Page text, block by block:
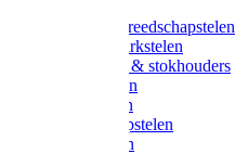
Overige gereedschapstelen
Bezem-/Harkstelen
Handvaten & stokhouders
Hamerstelen
Spadestelen
Graanschopstelen
Schopstelen